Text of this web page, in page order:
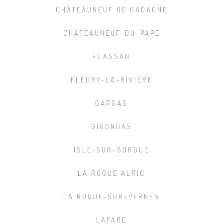
CHÂTEAUNEUF DE GADAGNE
CHÂTEAUNEUF-DU-PAPE
FLASSAN
FLEURY-LA-RIVIÈRE
GARGAS
GIGONDAS
ISLE-SUR-SORGUE
LA ROQUE ALRIC
LA ROQUE-SUR-PERNES
LAFARE